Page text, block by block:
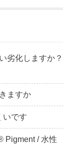
劣化しますか？
ますか
いです
Pigment / 水性